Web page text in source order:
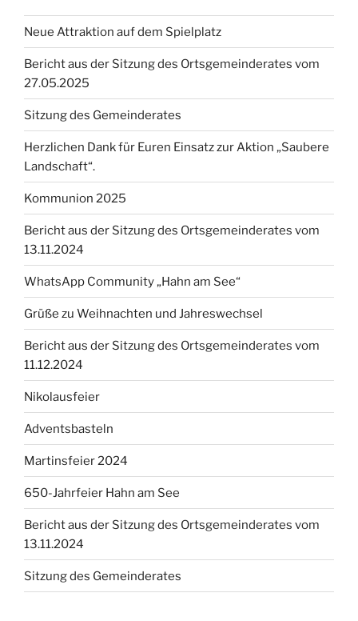
Neue Attraktion auf dem Spielplatz
Bericht aus der Sitzung des Ortsgemeinderates vom
27.05.2025
Sitzung des Gemeinderates
Herzlichen Dank für Euren Einsatz zur Aktion „Saubere
Landschaft“.
Kommunion 2025
Bericht aus der Sitzung des Ortsgemeinderates vom
13.11.2024
WhatsApp Community „Hahn am See“
Grüße zu Weihnachten und Jahreswechsel
Bericht aus der Sitzung des Ortsgemeinderates vom
11.12.2024
Nikolausfeier
Adventsbasteln
Martinsfeier 2024
650-Jahrfeier Hahn am See
Bericht aus der Sitzung des Ortsgemeinderates vom
13.11.2024
Sitzung des Gemeinderates